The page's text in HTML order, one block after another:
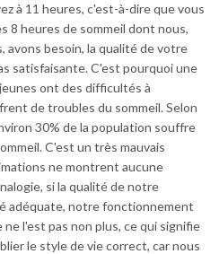
à 11 heures, c'est-à-dire que vous
8 heures de sommeil dont nous,
avons besoin, la qualité de votre
satisfaisante. C'est pourquoi une
ont des difficultés à
de troubles du sommeil. Selon
30% de la population souffre
C'est un très mauvais
ne montrent aucune
si la qualité de notre
adéquate, notre fonctionnement
l'est pas non plus, ce qui signifie
le style de vie correct, car nous